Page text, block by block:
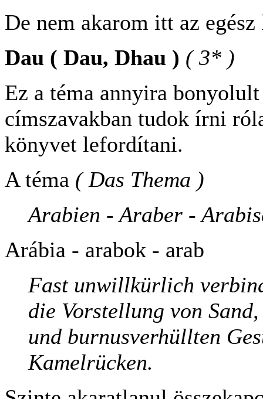
De nem akarom itt az
Dau ( Dau, Dhau ) ( 3* )
Ez a téma annyira
címszavakban tudok írni
könyvet lefordítani.
A téma ( Das Thema )
Arabien - Araber -
Arábia - arabok - arab
Fast unwillkürlich
die Vorstellung von
und burnusverhüllten
Kamelrücken.